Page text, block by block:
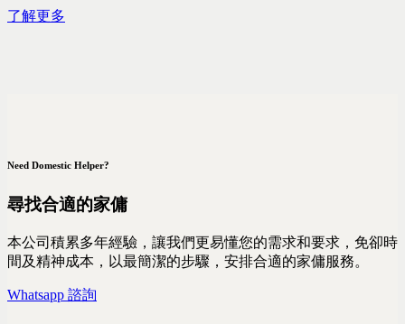
了解更多
Need Domestic Helper?
尋找合適的家傭
本公司積累多年經驗，讓我們更易懂您的需求和要求，免卻時
間及精神成本，以最簡潔的步驟，安排合適的家傭服務。
Whatsapp 諮詢